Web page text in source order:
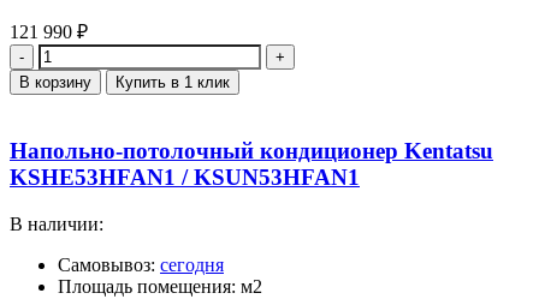
121 990 ₽
Количество
В корзину Купить в 1 клик
Напольно-потолочный кондиционер Kentatsu
KSHE53HFAN1 / KSUN53HFAN1
В наличии:
Самовывоз: сегодня
Площадь помещения: м2